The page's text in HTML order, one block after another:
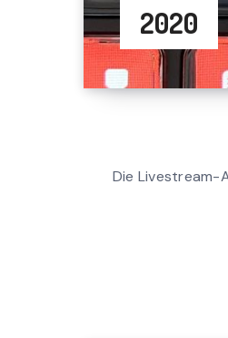
2020
Die Livestream-